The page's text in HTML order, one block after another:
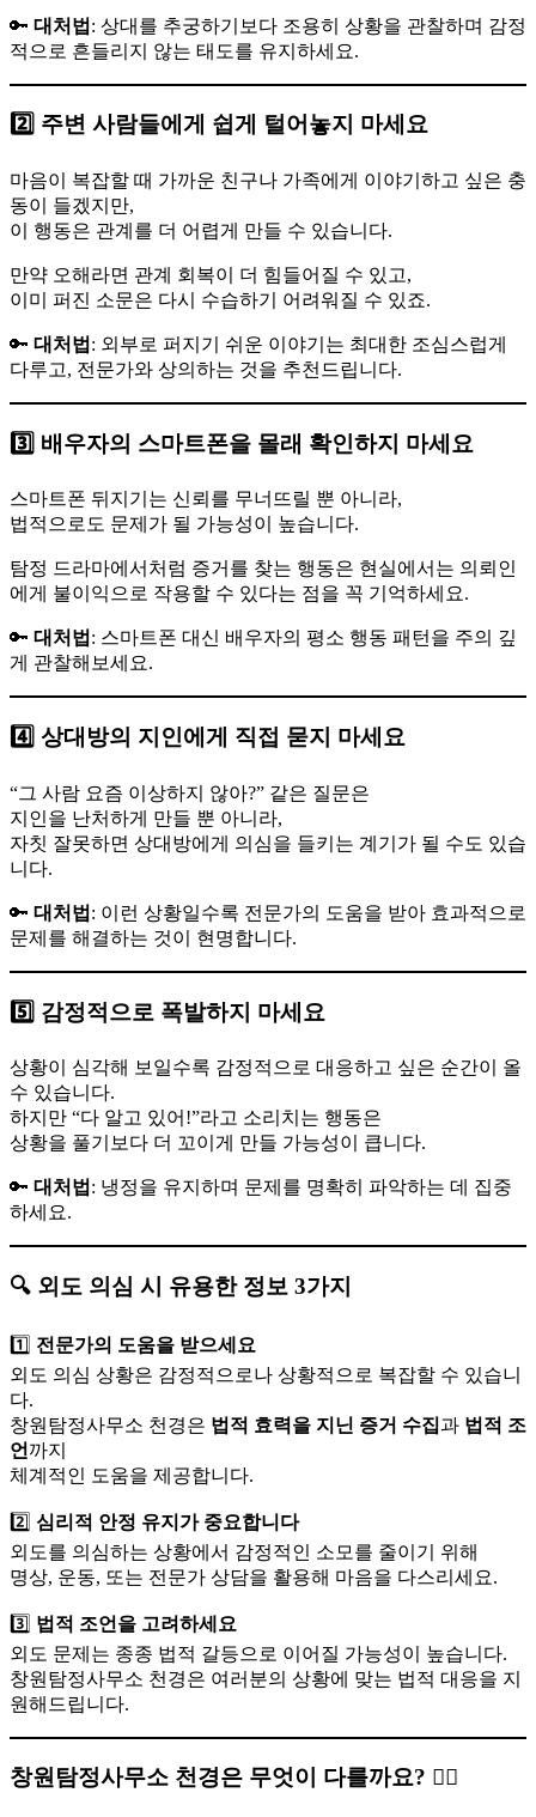
🔑 대처법 : 상대를 추궁하기보다 조용히 상황을 관찰하며 감정
적으로 흔들리지 않는 태도를 유지하세요.
2️⃣ 주변 사람들에게 쉽게 털어놓지 마세요
마음이 복잡할 때 가까운 친구나 가족에게 이야기하고 싶은 충
동이 들겠지만,
이 행동은 관계를 더 어렵게 만들 수 있습니다.
만약 오해라면 관계 회복이 더 힘들어질 수 있고,
이미 퍼진 소문은 다시 수습하기 어려워질 수 있죠.
🔑 대처법 : 외부로 퍼지기 쉬운 이야기는 최대한 조심스럽게
다루고, 전문가와 상의하는 것을 추천드립니다.
3️⃣ 배우자의 스마트폰을 몰래 확인하지 마세요
스마트폰 뒤지기는 신뢰를 무너뜨릴 뿐 아니라,
법적으로도 문제가 될 가능성이 높습니다.
탐정 드라마에서처럼 증거를 찾는 행동은 현실에서는 의뢰인
에게 불이익으로 작용할 수 있다는 점을 꼭 기억하세요.
🔑 대처법 : 스마트폰 대신 배우자의 평소 행동 패턴을 주의 깊
게 관찰해보세요.
4️⃣ 상대방의 지인에게 직접 묻지 마세요
“그 사람 요즘 이상하지 않아?” 같은 질문은
지인을 난처하게 만들 뿐 아니라,
자칫 잘못하면 상대방에게 의심을 들키는 계기가 될 수도 있습
니다.
🔑 대처법 : 이런 상황일수록 전문가의 도움을 받아 효과적으로
문제를 해결하는 것이 현명합니다.
5️⃣ 감정적으로 폭발하지 마세요
상황이 심각해 보일수록 감정적으로 대응하고 싶은 순간이 올
수 있습니다.
하지만 “다 알고 있어!”라고 소리치는 행동은
상황을 풀기보다 더 꼬이게 만들 가능성이 큽니다.
🔑 대처법 : 냉정을 유지하며 문제를 명확히 파악하는 데 집중
하세요.
🔍 외도 의심 시 유용한 정보 3가지
1️⃣ 전문가의 도움을 받으세요
외도 의심 상황은 감정적으로나 상황적으로 복잡할 수 있습니
다.
창원탐정사무소 천경은 법적 효력을 지닌 증거 수집과 법적 조
언 까지
체계적인 도움을 제공합니다.
2️⃣ 심리적 안정 유지가 중요합니다
외도를 의심하는 상황에서 감정적인 소모를 줄이기 위해
명상, 운동, 또는 전문가 상담을 활용해 마음을 다스리세요.
3️⃣ 법적 조언을 고려하세요
외도 문제는 종종 법적 갈등으로 이어질 가능성이 높습니다.
창원탐정사무소 천경은 여러분의 상황에 맞는 법적 대응을 지
원해드립니다.
창원탐정사무소 천경은 무엇이 다를까요? 🕵️‍♂️